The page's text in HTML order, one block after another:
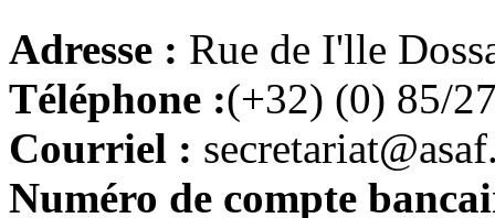
Adresse : Rue de I'lle
Téléphone :(+32) (0) 85/
Courriel :
Numéro de compte